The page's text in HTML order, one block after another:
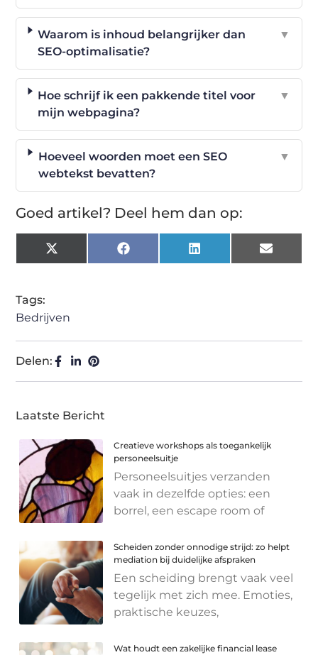
Waarom is inhoud belangrijker dan
SEO-optimalisatie?
▼
Hoe schrijf ik een pakkende titel voor
mijn webpagina?
▼
Hoeveel woorden moet een SEO
webtekst bevatten?
▼
Goed artikel? Deel hem dan op:
X
(Twitter)
Facebook LinkedIn Email
Tags:
Bedrijven
Delen:
Laatste Bericht
Creatieve workshops als toegankelijk
personeelsuitje
Personeelsuitjes verzanden
vaak in dezelfde opties: een
borrel, een escape room of
Scheiden zonder onnodige strijd: zo helpt
mediation bij duidelijke afspraken
Een scheiding brengt vaak veel
tegelijk met zich mee. Emoties,
praktische keuzes,
Wat houdt een zakelijke financial lease